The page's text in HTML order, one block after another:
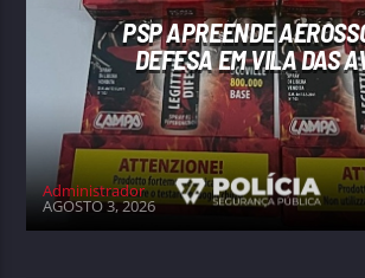
PSP APREENDE
DEFESA EM VILA DAS
Administrador
AGOSTO 3, 2026